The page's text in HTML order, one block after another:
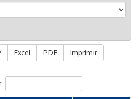
Excel PDF Imprimir